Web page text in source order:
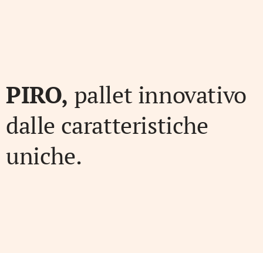
PIRO, pallet innovativo
dalle caratteristiche
uniche.